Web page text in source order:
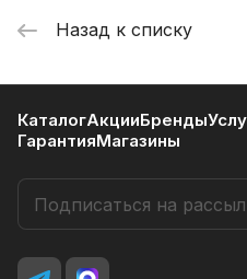
Назад к списку
КаталогАкцииБренды
ГарантияМагазины